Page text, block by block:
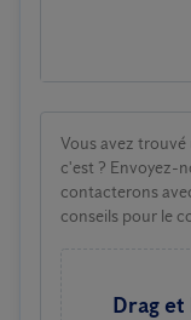
Vous avez trouvé
c'est ? Envoyez-
contacterons
conseils pour le
Drag